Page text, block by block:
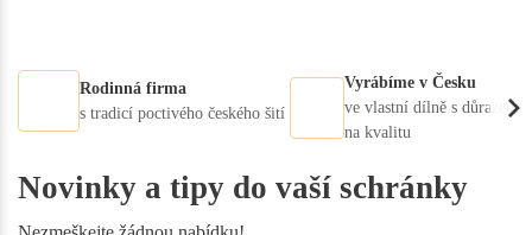
Rodinná firma
s tradicí poctivého českého šití
Vyrábíme v Česku
ve vlastní dílně s důrazem
na kvalitu
Novinky a tipy do vaší schránky